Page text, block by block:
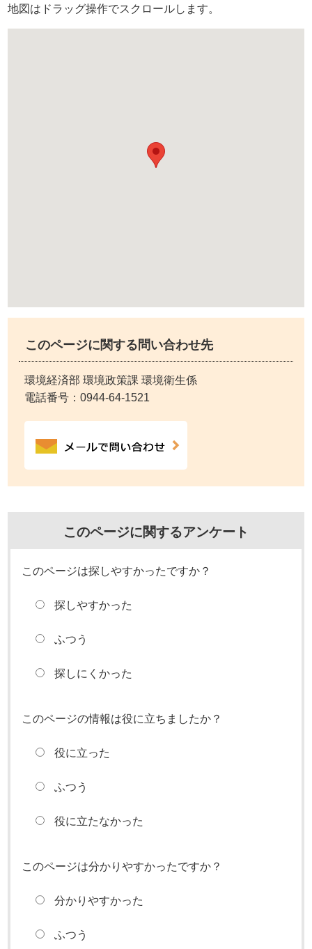
地図はドラッグ操作でスクロールします。
このページに関する問い合わせ先
環境経済部 環境政策課 環境衛生係
電話番号：0944-64-1521
このページに関するアンケート
このページは探しやすかったですか？
探しやすかった
ふつう
探しにくかった
このページの情報は役に立ちましたか？
役に立った
ふつう
役に立たなかった
このページは分かりやすかったですか？
分かりやすかった
ふつう